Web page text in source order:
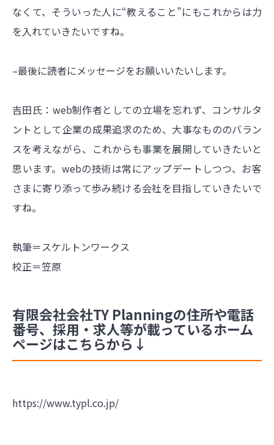
なくて、そういった人に“教えること”にもこれからは力
を入れていきたいですね。
–最後に読者にメッセージをお願いいたいします。
吉田氏：web制作者としての立場を忘れず、コンサルタ
ントとして企業の成果追求のため、大事なもののバラン
スを考えながら、これからも事業を展開していきたいと
思います。webの技術は常にアップデートしつつ、お客
さまに寄り添って歩み続ける会社を目指していきたいで
すね。
執筆＝スケルトンワークス
校正＝笠原
有限会社会社TY Planningの住所や電話
番号、採用・求人等が載っているホーム
ページはこちらから↓
https://www.typl.co.jp/